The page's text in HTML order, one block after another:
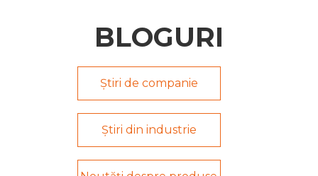
BLOGURI
Știri de companie
Știri din industrie